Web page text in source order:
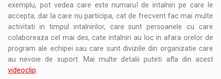
exemplu, pot vedea care este numarul de intalniri pe care le
accepta, dar la care nu participa, cat de frecvent fac mai multe
activitati in timpul intalnirilor, care sunt persoanele cu care
colaboreaza cel mai des, cate intalniri au loc in afara orelor de
program ale echipei sau care sunt diviziile din organizatie care
au nevoie de suport. Mai multe detalii puteti afla din acest
videoclip